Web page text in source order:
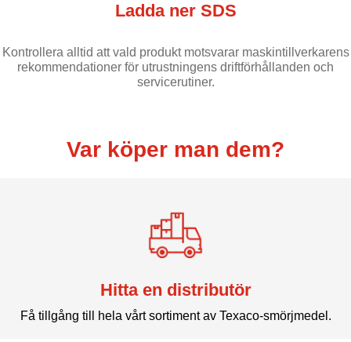
Ladda ner SDS
Kontrollera alltid att vald produkt motsvarar maskintillverkarens
rekommendationer för utrustningens driftförhållanden och
servicerutiner.
Var köper man dem?
Hitta en distributör
Få tillgång till hela vårt sortiment av Texaco-smörjmedel.